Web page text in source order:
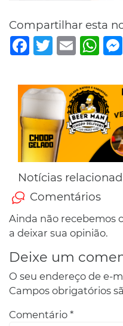
Compartilhar esta
Facebook
TwitterEmail
Notícias
Comentários
Ainda não recebemos
a deixar sua opinião.
Deixe um
O seu endereço de e-
Campos obrigatórios
Comentário *